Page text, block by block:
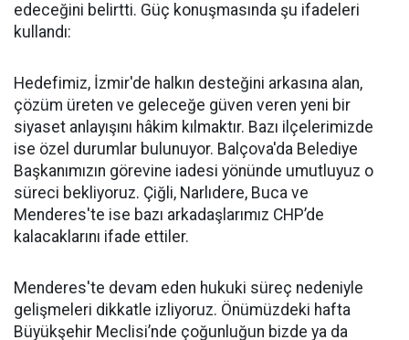
edeceğini belirtti. Güç konuşmasında şu ifadeleri
kullandı:
Hedefimiz, İzmir'de halkın desteğini arkasına alan,
çözüm üreten ve geleceğe güven veren yeni bir
siyaset anlayışını hâkim kılmaktır. Bazı ilçelerimizde
ise özel durumlar bulunuyor. Balçova'da Belediye
Başkanımızın görevine iadesi yönünde umutluyuz o
süreci bekliyoruz. Çiğli, Narlıdere, Buca ve
Menderes'te ise bazı arkadaşlarımız CHP’de
kalacaklarını ifade ettiler.
Menderes'te devam eden hukuki süreç nedeniyle
gelişmeleri dikkatle izliyoruz. Önümüzdeki hafta
Büyükşehir Meclisi’nde çoğunluğun bizde ya da